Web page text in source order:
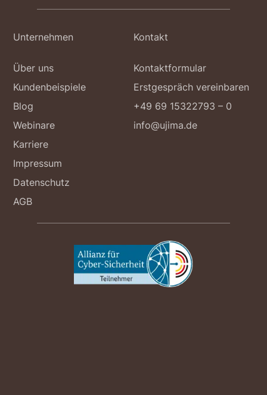
Unternehmen
Über uns
Kundenbeispiele
Blog
Webinare
Karriere
Impressum
Datenschutz
AGB
Kontakt
Kontaktformular
Erstgespräch vereinbaren
+49 69 15322793 – 0
info@ujima.de